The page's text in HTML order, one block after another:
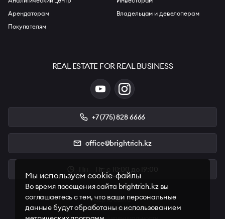
Арендаторам
Покупателям
Владельцам и девелоперам
REAL ESTATE FOR REAL BUSINESS
+7 (775) 828 6666
office@brightrich.kz
Карта сайта
Условия пользования
Мы используем cookie-файлы
Во время посещения сайта brightrich.kz вы
соглашаетесь с тем, что ваши персональные
данные будут обработаны с использованием